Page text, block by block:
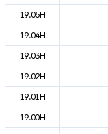
19.05H
19.04H
19.03H
19.02H
19.01H
19.00H